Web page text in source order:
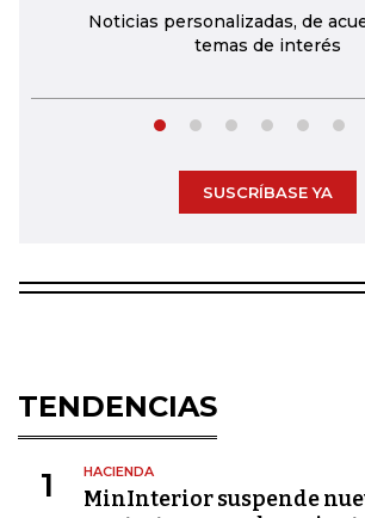
Noticias personalizadas, de
temas de interés
SUSCRÍBASE YA
TENDENCIAS
1 HACIENDA
MinInterior suspende